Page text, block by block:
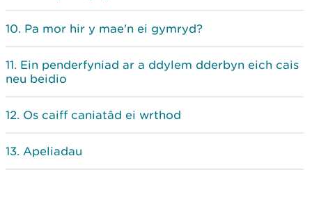
Pa mor hir y mae'n ei gymryd?
Ein penderfyniad ar a ddylem dderbyn eich cais
neu beidio
Os caiff caniatâd ei wrthod
Apeliadau